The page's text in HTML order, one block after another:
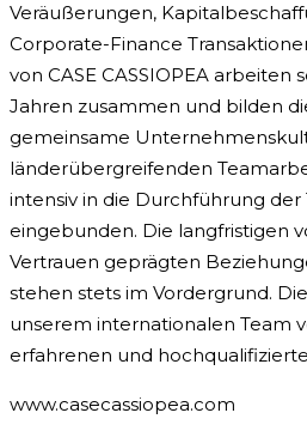
Veräußerungen,
Corporate-Finance
von CASE CASSIOPEA arbeiten
Jahren zusammen und bilden
gemeinsame
länderübergreifenden
intensiv in die Durchführung der
eingebunden. Die langfristigen
Vertrauen geprägten
stehen stets im Vordergrund.
unserem internationalen Team
erfahrenen und
www.casecassiopea.com